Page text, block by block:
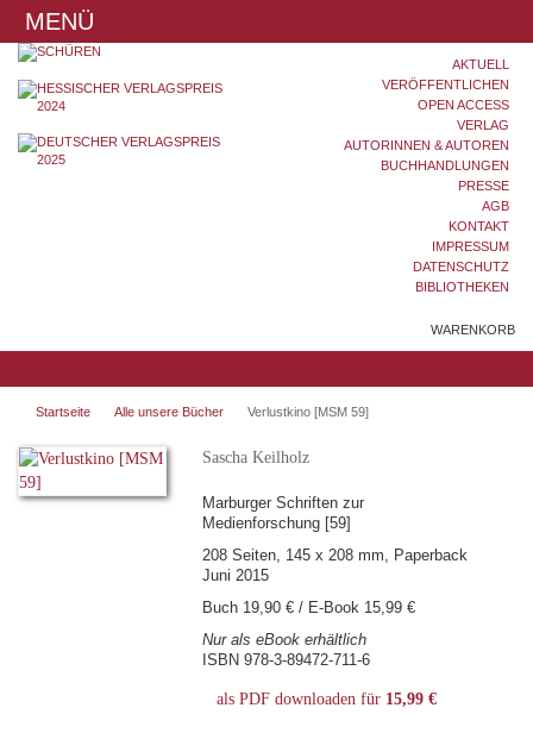
MENÜ
AKTUELL
VERÖFFENTLICHEN
OPEN ACCESS
VERLAG
AUTORINNEN & AUTOREN
BUCHHANDLUNGEN
PRESSE
AGB
KONTAKT
IMPRESSUM
DATENSCHUTZ
BIBLIOTHEKEN
WARENKORB
Startseite Alle unsere Bücher Verlustkino [MSM 59]
Sascha Keilholz
Marburger Schriften zur
Medienforschung [59]
208 Seiten, 145 x 208 mm, Paperback
Juni 2015
Buch 19,90 € / E-Book 15,99 €
Nur als eBook erhältlich
ISBN 978-3-89472-711-6
als PDF downloaden für 15,99 €